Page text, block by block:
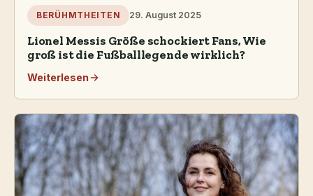
BERÜHMTHEITEN 29. August 2025
Lionel Messis Größe schockiert Fans, Wie
groß ist die Fußballlegende wirklich?
Weiterlesen